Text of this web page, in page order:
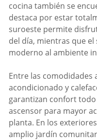
cocina también se
destaca por estar
suroeste permite
del día, mientras que
moderno al ambiente
Entre las comodidades
acondicionado y
garantizan confort
ascensor para mayor
planta. En los
amplio jardín